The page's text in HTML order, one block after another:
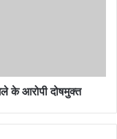
के आरोपी दोषमुक्त